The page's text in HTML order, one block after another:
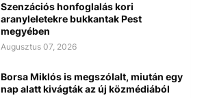
Szenzációs honfoglalás kori
aranyleletekre bukkantak Pest
megyében
Augusztus 07, 2026
Borsa Miklós is megszólalt, miután egy
nap alatt kivágták az új közmédiából